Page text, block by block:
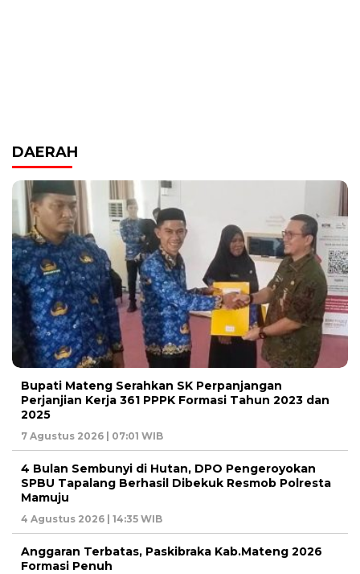
DAERAH
Bupati Mateng Serahkan SK Perpanjangan
Perjanjian Kerja 361 PPPK Formasi Tahun 2023 dan
2025
7 Agustus 2026 | 07:01 WIB
4 Bulan Sembunyi di Hutan, DPO Pengeroyokan
SPBU Tapalang Berhasil Dibekuk Resmob Polresta
Mamuju
4 Agustus 2026 | 14:35 WIB
Anggaran Terbatas, Paskibraka Kab.Mateng 2026
Formasi Penuh